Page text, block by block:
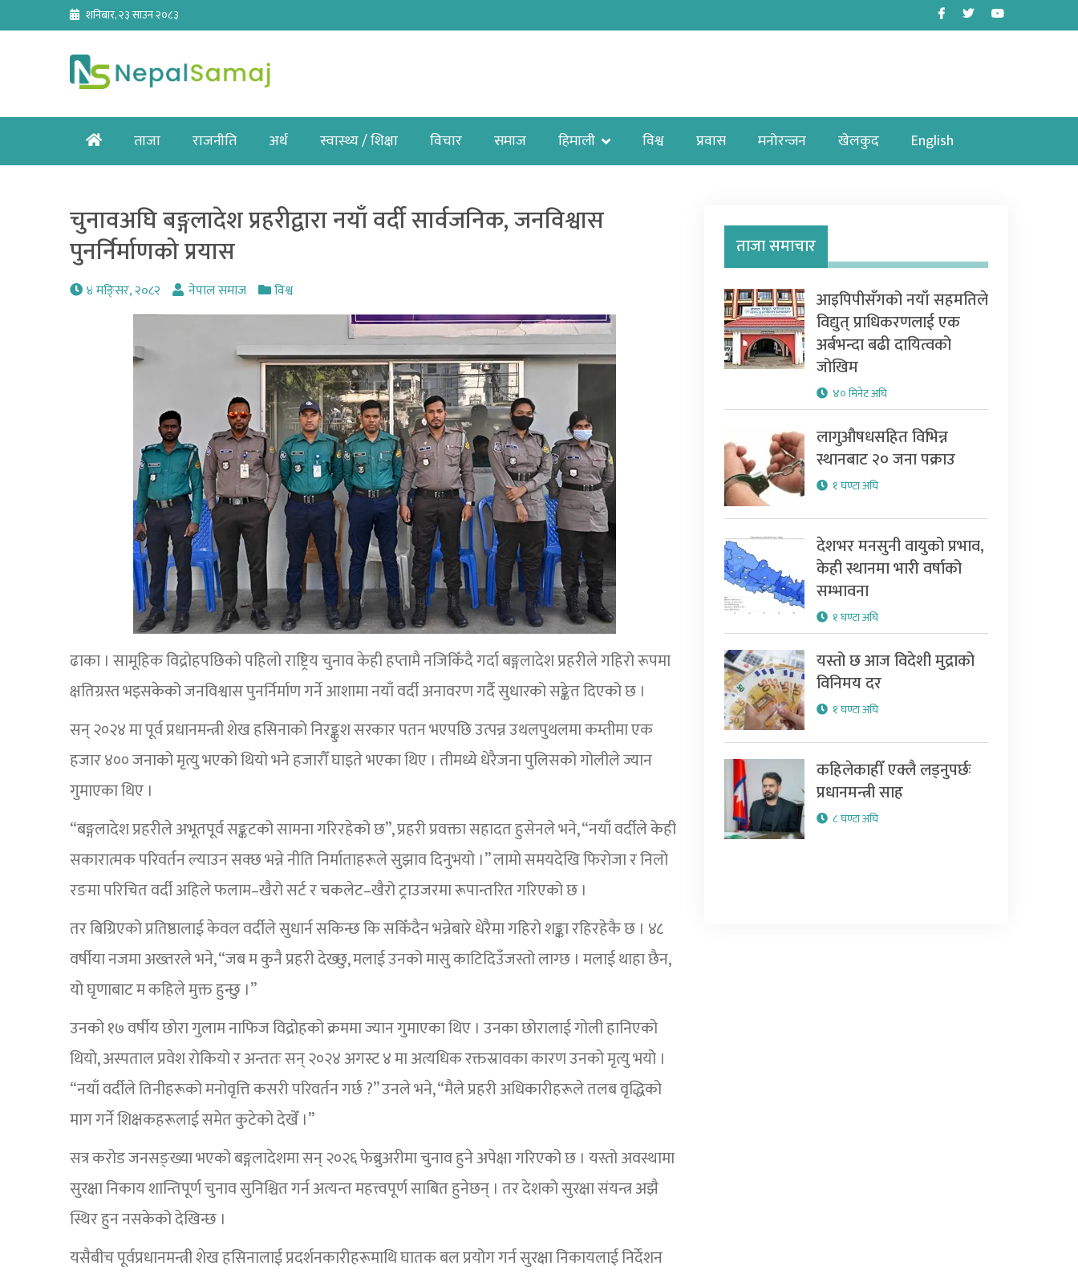
content
शनिबार, २३ साउन २०८३ Facebook
TwitterYoutube
Homeताजा राजनीति अर्थ स्वास्थ्य / शिक्षा विचार समाज हिमाली विश्व प्रवास मनोरन्जन खेलकुद English
चुनावअघि बङ्गलादेश प्रहरीद्वारा नयाँ वर्दी सार्वजनिक, जनविश्वास
पुनर्निर्माणको प्रयास
४ मङि्सर, २०८२ नेपाल समाज विश्व
ढाका । सामूहिक विद्रोहपछिको पहिलो राष्ट्रिय चुनाव केही हप्तामै नजिकिँदै गर्दा बङ्गलादेश प्रहरीले गहिरो रूपमा
क्षतिग्रस्त भइसकेको जनविश्वास पुनर्निर्माण गर्ने आशामा नयाँ वर्दी अनावरण गर्दै सुधारको सङ्केत दिएको छ ।
सन् २०२४ मा पूर्व प्रधानमन्त्री शेख हसिनाको निरङ्कुश सरकार पतन भएपछि उत्पन्न उथलपुथलमा कम्तीमा एक
हजार ४०० जनाको मृत्यु भएको थियो भने हजारौँ घाइते भएका थिए । तीमध्ये धेरैजना पुलिसको गोलीले ज्यान
गुमाएका थिए ।
“बङ्गलादेश प्रहरीले अभूतपूर्व सङ्कटको सामना गरिरहेको छ”, प्रहरी प्रवक्ता सहादत हुसेनले भने, “नयाँ वर्दीले केही
सकारात्मक परिवर्तन ल्याउन सक्छ भन्ने नीति निर्माताहरूले सुझाव दिनुभयो ।” लामो समयदेखि फिरोजा र निलो
रङमा परिचित वर्दी अहिले फलाम–खैरो सर्ट र चकलेट–खैरो ट्राउजरमा रूपान्तरित गरिएको छ ।
तर बिग्रिएको प्रतिष्ठालाई केवल वर्दीले सुधार्न सकिन्छ कि सकिँदैन भन्नेबारे धेरैमा गहिरो शङ्का रहिरहेकै छ । ४८
वर्षीया नजमा अख्तरले भने, “जब म कुनै प्रहरी देख्छु, मलाई उनको मासु काटिदिउँजस्तो लाग्छ । मलाई थाहा छैन,
यो घृणाबाट म कहिले मुक्त हुन्छु ।”
उनको १७ वर्षीय छोरा गुलाम नाफिज विद्रोहको क्रममा ज्यान गुमाएका थिए । उनका छोरालाई गोली हानिएको
थियो, अस्पताल प्रवेश रोकियो र अन्ततः सन् २०२४ अगस्ट ४ मा अत्यधिक रक्तस्रावका कारण उनको मृत्यु भयो ।
“नयाँ वर्दीले तिनीहरूको मनोवृत्ति कसरी परिवर्तन गर्छ ?” उनले भने, “मैले प्रहरी अधिकारीहरूले तलब वृद्धिको
माग गर्ने शिक्षकहरूलाई समेत कुटेको देखेँ ।”
सत्र करोड जनसङ्ख्या भएको बङ्गलादेशमा सन् २०२६ फेब्रुअरीमा चुनाव हुने अपेक्षा गरिएको छ । यस्तो अवस्थामा
सुरक्षा निकाय शान्तिपूर्ण चुनाव सुनिश्चित गर्न अत्यन्त महत्त्वपूर्ण साबित हुनेछन् । तर देशको सुरक्षा संयन्त्र अझै
स्थिर हुन नसकेको देखिन्छ ।
यसैबीच पूर्वप्रधानमन्त्री शेख हसिनालाई प्रदर्शनकारीहरूमाथि घातक बल प्रयोग गर्न सुरक्षा निकायलाई निर्देशन
ताजा समाचार
आइपिपीसँगको नयाँ सहमतिले
विद्युत् प्राधिकरणलाई एक
अर्बभन्दा बढी दायित्वको
जोखिम
४० मिनेट अघि
लागुऔषधसहित विभिन्न
स्थानबाट २० जना पक्राउ
१ घण्टा अघि
देशभर मनसुनी वायुको प्रभाव,
केही स्थानमा भारी वर्षाको
सम्भावना
१ घण्टा अघि
यस्तो छ आज विदेशी मुद्राको
विनिमय दर
१ घण्टा अघि
कहिलेकाहीँ एक्लै लड्नुपर्छः
प्रधानमन्त्री साह
८ घण्टा अघि